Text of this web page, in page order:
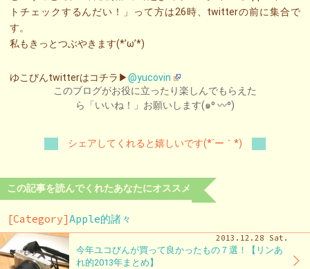
トチェックするんだい！」って方は26時、twitterの前に集合で
す。
私もきっとつぶやきます(*’ω’*)
ゆこびんtwitterはコチラ▶@yucovin
このブログがお役に立ったり楽しんでもらえた
ら「いいね！」お願いします(๑⁰ 〰⁰)
シェアしてくれると嬉しいです(*´ー｀*)
この記事を読んでくれたあなたにオススメ
[Category]Apple的諸々
2013.12.28 Sat.
今年ユコびんが買って良かったもの７選！【リンあ
れ的2013年まとめ】